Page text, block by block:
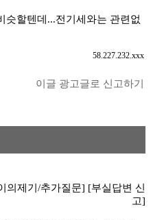
슷할텐데...전기세와는 관련없
58.227.232.xxx
이글 광고글로 신고하기
의제기/추가질문] [부실답변 신
고]